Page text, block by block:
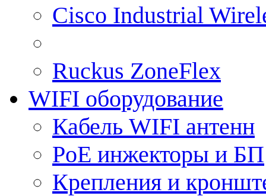
Cisco Industrial
Ruckus ZoneFlex
WIFI оборудование
Кабель WIFI антенн
PoE инжекторы и БП
Крепления и